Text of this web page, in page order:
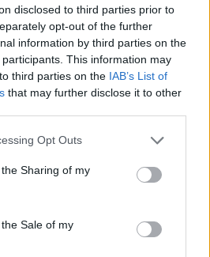
disclosed to third parties prior to
opt-out of the further
information by third parties on the
participants. This information may
third parties on the IAB’s List of
that may further disclose it to other
Opt Outs
Sharing of my
Sale of my
Dăncilă, Cristina Țopescu e
atacată de Marina Almășan
printr-un text agramat!
Isaila